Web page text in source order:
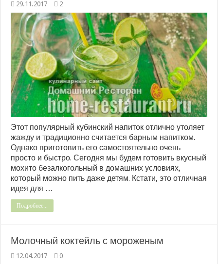
29.11.2017 2
Этот популярный кубинский напиток отлично утоляет
жажду и традиционно считается барным напитком.
Однако приготовить его самостоятельно очень
просто и быстро. Сегодня мы будем готовить вкусный
мохито безалкогольный в домашних условиях,
который можно пить даже детям. Кстати, это отличная
идея для …
Подробнее...
Молочный коктейль с мороженым
12.04.2017 0